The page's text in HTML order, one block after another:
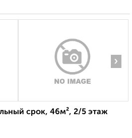
›
срок, 46м², 2/5 этаж